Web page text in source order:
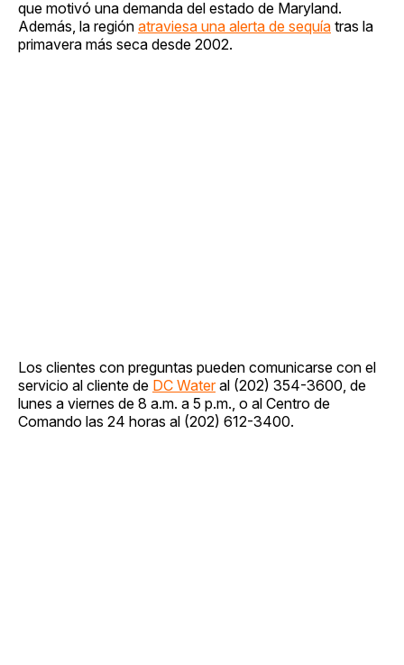
que motivó una demanda del estado de Maryland.
Además, la región atraviesa una alerta de sequía tras la
primavera más seca desde 2002.
Los clientes con preguntas pueden comunicarse con el
servicio al cliente de DC Wateral (202) 354-3600, de
lunes a viernes de 8 a.m. a 5 p.m., o al Centro de
Comando las 24 horas al (202) 612-3400.